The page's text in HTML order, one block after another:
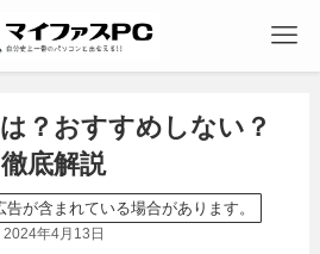
？おすすめしない？
底解説
が含まれている場合があります。
2024年4月13日